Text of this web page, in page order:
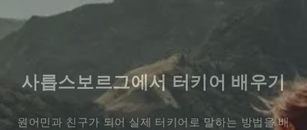
사릅스보르그에서 터키어 배우기
원어민과 친구가 되어 실제 터키어로 말하는 방법을 배